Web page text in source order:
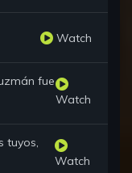
Watch
fue
Watch
tuyos,
Watch